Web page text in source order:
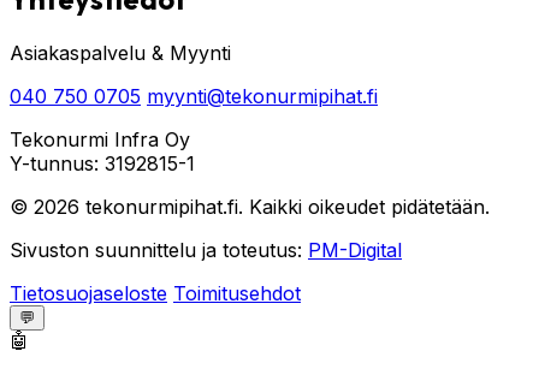
Asiakaspalvelu & Myynti
040 750 0705 myynti@tekonurmipihat.fi
Tekonurmi Infra Oy
Y-tunnus: 3192815-1
© 2026 tekonurmipihat.fi. Kaikki oikeudet pidätetään.
Sivuston suunnittelu ja toteutus: PM-Digital
Tietosuojaseloste Toimitusehdot
💬
🤖